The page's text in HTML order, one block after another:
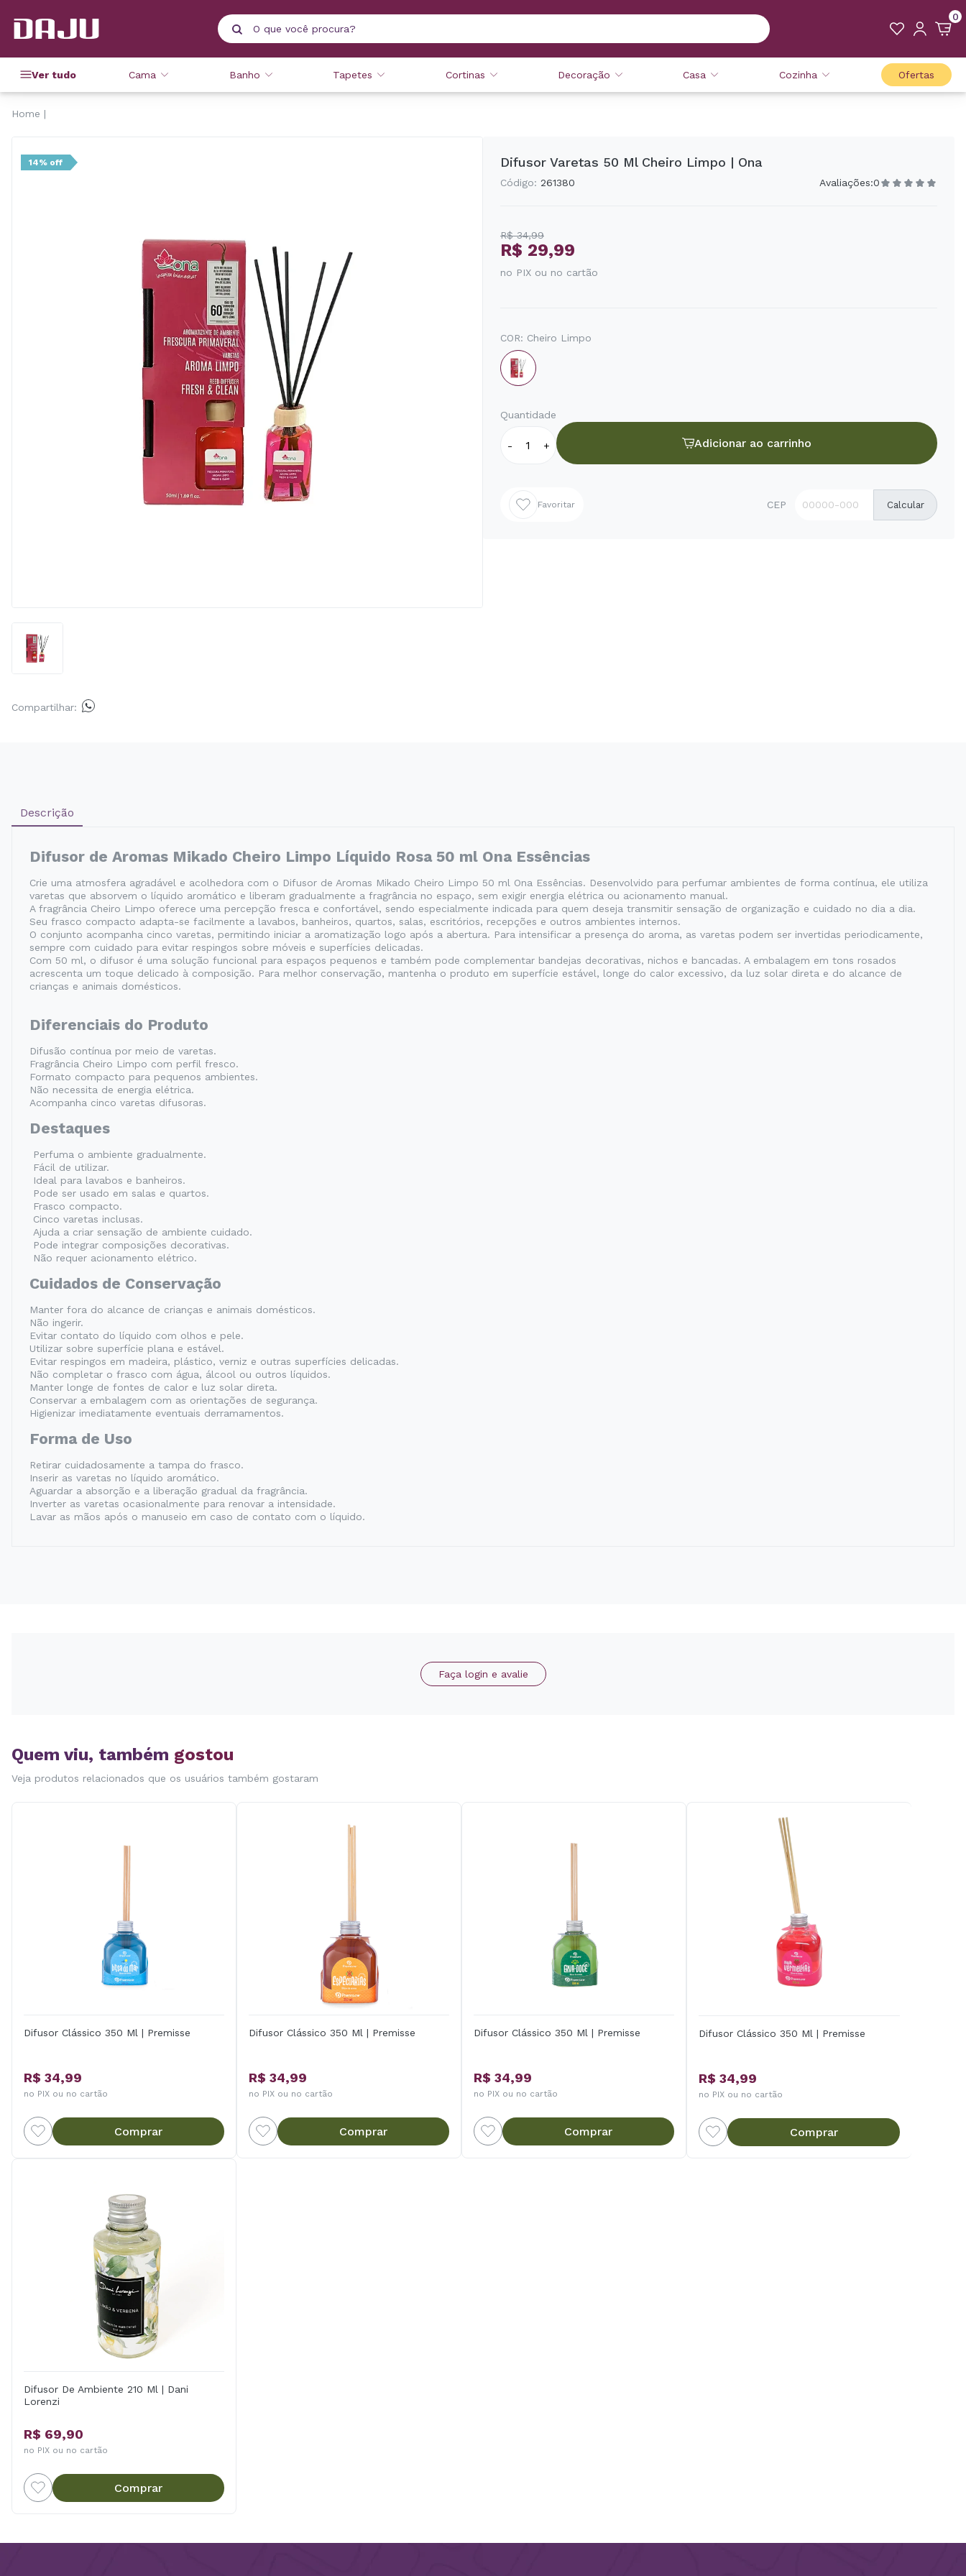
0
Ver tudo Cama Banho Tapetes Cortinas Decoração Casa Cozinha Ofertas
Home
14% off
Compartilhar:
Difusor Varetas 50 Ml Cheiro Limpo | Ona
Código: 261380 Avaliações:0
R$ 34,99
R$ 29,99
no PIX ou no cartão
COR: Cheiro Limpo
Quantidade
- + Adicionar ao carrinho
Favoritar CEP Calcular
Descrição
Difusor de Aromas Mikado Cheiro Limpo Líquido Rosa 50 ml Ona Essências
Crie uma atmosfera agradável e acolhedora com o Difusor de Aromas Mikado Cheiro Limpo 50 ml Ona Essências. Desenvolvido para perfumar ambientes de forma contínua, ele utiliza
varetas que absorvem o líquido aromático e liberam gradualmente a fragrância no espaço, sem exigir energia elétrica ou acionamento manual.
A fragrância Cheiro Limpo oferece uma percepção fresca e confortável, sendo especialmente indicada para quem deseja transmitir sensação de organização e cuidado no dia a dia.
Seu frasco compacto adapta-se facilmente a lavabos, banheiros, quartos, salas, escritórios, recepções e outros ambientes internos.
O conjunto acompanha cinco varetas, permitindo iniciar a aromatização logo após a abertura. Para intensificar a presença do aroma, as varetas podem ser invertidas periodicamente,
sempre com cuidado para evitar respingos sobre móveis e superfícies delicadas.
Com 50 ml, o difusor é uma solução funcional para espaços pequenos e também pode complementar bandejas decorativas, nichos e bancadas. A embalagem em tons rosados
acrescenta um toque delicado à composição. Para melhor conservação, mantenha o produto em superfície estável, longe do calor excessivo, da luz solar direta e do alcance de
crianças e animais domésticos.
Diferenciais do Produto
Difusão contínua por meio de varetas.
Fragrância Cheiro Limpo com perfil fresco.
Formato compacto para pequenos ambientes.
Não necessita de energia elétrica.
Acompanha cinco varetas difusoras.
Destaques
Perfuma o ambiente gradualmente.
Fácil de utilizar.
Ideal para lavabos e banheiros.
Pode ser usado em salas e quartos.
Frasco compacto.
Cinco varetas inclusas.
Ajuda a criar sensação de ambiente cuidado.
Pode integrar composições decorativas.
Não requer acionamento elétrico.
Cuidados de Conservação
Manter fora do alcance de crianças e animais domésticos.
Não ingerir.
Evitar contato do líquido com olhos e pele.
Utilizar sobre superfície plana e estável.
Evitar respingos em madeira, plástico, verniz e outras superfícies delicadas.
Não completar o frasco com água, álcool ou outros líquidos.
Manter longe de fontes de calor e luz solar direta.
Conservar a embalagem com as orientações de segurança.
Higienizar imediatamente eventuais derramamentos.
Forma de Uso
Retirar cuidadosamente a tampa do frasco.
Inserir as varetas no líquido aromático.
Aguardar a absorção e a liberação gradual da fragrância.
Inverter as varetas ocasionalmente para renovar a intensidade.
Lavar as mãos após o manuseio em caso de contato com o líquido.
Faça login e avalie
Quem viu, também gostou
Veja produtos relacionados que os usuários também gostaram
Difusor Clássico 350 Ml | Premisse
R$ 34,99
no PIX ou no cartão
Comprar
Difusor Clássico 350 Ml | Premisse
R$ 34,99
no PIX ou no cartão
Comprar
Difusor Clássico 350 Ml | Premisse
R$ 34,99
no PIX ou no cartão
Comprar
Difusor Clássico 350 Ml | Premisse
R$ 34,99
no PIX ou no cartão
Comprar
Difusor De Ambiente 210 Ml | Dani
Lorenzi
R$ 69,90
no PIX ou no cartão
Comprar